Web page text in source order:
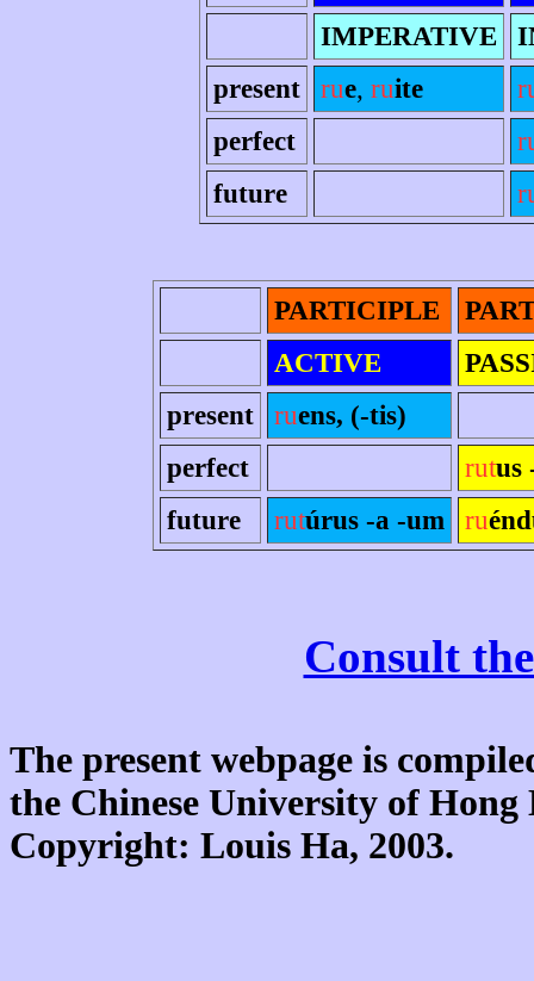
IMPERATIVE
present
rue, ruite
perfect
future
PARTICIPLE
ACTIVE
present
ruens, (-tis)
perfect
rutus
future
rutúrus -a -um ru
Consult
The present webpage is
the Chinese University of
Copyright: Louis Ha, 2003.